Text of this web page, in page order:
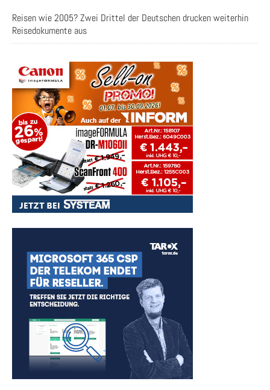
Reisen wie 2005? Zwei Drittel der Deutschen drucken weiterhin
Reisedokumente aus